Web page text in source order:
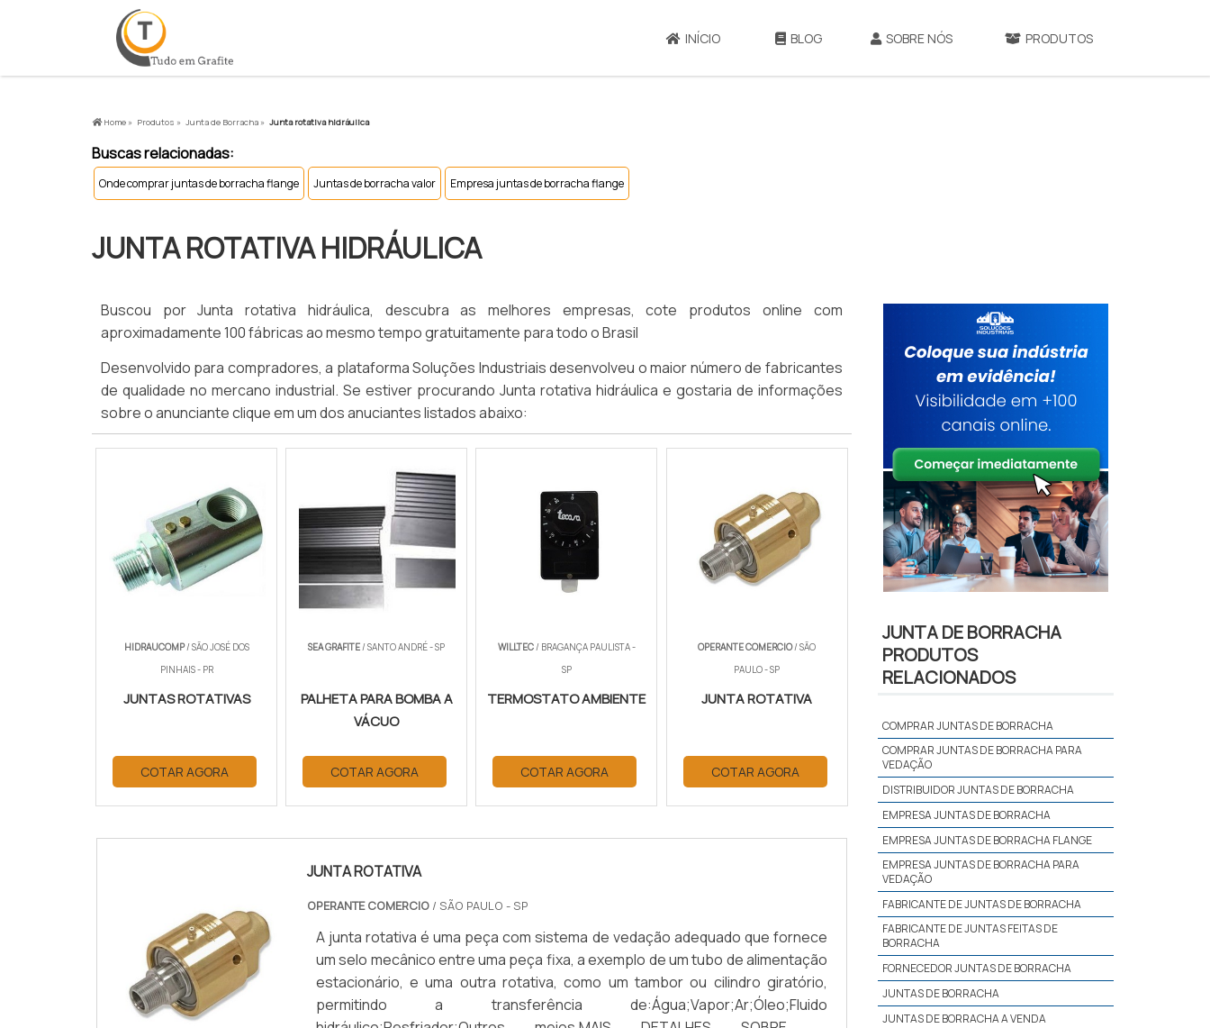
INÍCIO BLOG SOBRE NÓS PRODUTOS
Home » Produtos » Junta de Borracha » Junta rotativa hidráulica
Buscas relacionadas:
Onde comprar juntas de borracha flange Juntas de borracha valor Empresa juntas de borracha flange
JUNTA ROTATIVA HIDRÁULICA
Buscou por Junta rotativa hidráulica, descubra as melhores empresas, cote produtos online com
aproximadamente 100 fábricas ao mesmo tempo gratuitamente para todo o Brasil
Desenvolvido para compradores, a plataforma Soluções Industriais desenvolveu o maior número de fabricantes
de qualidade no mercano industrial. Se estiver procurando Junta rotativa hidráulica e gostaria de informações
sobre o anunciante clique em um dos anuciantes listados abaixo:
HIDRAUCOMP/ SÃO JOSÉ DOS
PINHAIS - PR
JUNTAS ROTATIVAS
COTAR AGORA
SEA GRAFITE/ SANTO ANDRÉ - SP
PALHETA PARA BOMBA A
VÁCUO
COTAR AGORA
WILLTEC/ BRAGANÇA PAULISTA -
SP
TERMOSTATO AMBIENTE
COTAR AGORA
OPERANTE COMERCIO/ SÃO
PAULO - SP
JUNTA ROTATIVA
COTAR AGORA
JUNTA ROTATIVA
OPERANTE COMERCIO / SÃO PAULO - SP
A junta rotativa é uma peça com sistema de vedação adequado que fornece
um selo mecânico entre uma peça fixa, a exemplo de um tubo de alimentação
estacionário, e uma outra rotativa, como um tambor ou cilindro giratório,
permitindo a transferência de:Água;Vapor;Ar;Óleo;Fluido
JUNTA DE BORRACHA
PRODUTOS
RELACIONADOS
COMPRAR JUNTAS DE BORRACHA
COMPRAR JUNTAS DE BORRACHA PARA
VEDAÇÃO
DISTRIBUIDOR JUNTAS DE BORRACHA
EMPRESA JUNTAS DE BORRACHA
EMPRESA JUNTAS DE BORRACHA FLANGE
EMPRESA JUNTAS DE BORRACHA PARA
VEDAÇÃO
FABRICANTE DE JUNTAS DE BORRACHA
FABRICANTE DE JUNTAS FEITAS DE
BORRACHA
FORNECEDOR JUNTAS DE BORRACHA
JUNTAS DE BORRACHA
JUNTAS DE BORRACHA A VENDA